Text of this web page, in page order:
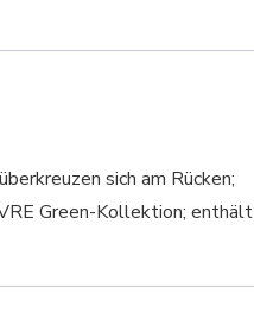
sich am Rücken;
Green-Kollektion; enthält